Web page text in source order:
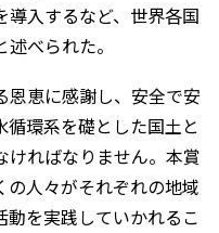
入するなど、世界各国
べられた。
恵に感謝し、安全で安
環系を礎とした国土と
ければなりません。本賞
人々がそれぞれの地域
を実践していかれるこ